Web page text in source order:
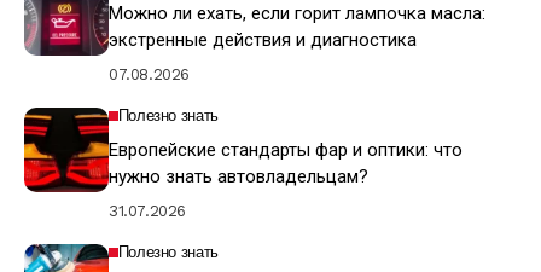
Можно ли ехать, если горит лампочка масла:
экстренные действия и диагностика
07.08.2026
Полезно знать
Европейские стандарты фар и оптики: что
нужно знать автовладельцам?
31.07.2026
Полезно знать